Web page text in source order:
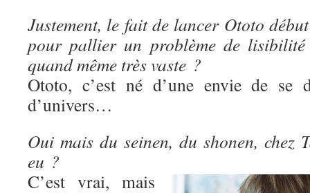
Justement, le fait de lancer Ototo
pour pallier un problème de
quand même très vaste ?
Ototo, c’est né d’une envie de se
d’univers…
Oui mais du seinen, du shonen,
eu ?
C’est vrai, mais